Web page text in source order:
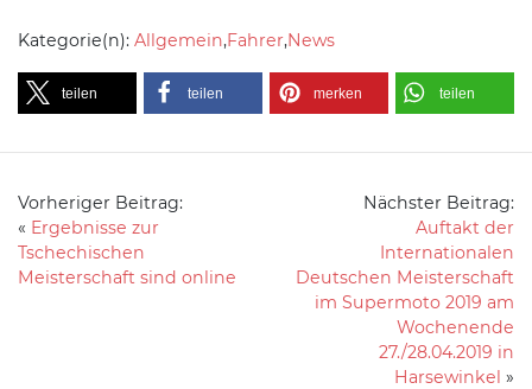
Kategorie(n): Allgemein,Fahrer,News
teilen teilen merken teilen
Vorheriger Beitrag:
« Ergebnisse zur
Tschechischen
Meisterschaft sind online
Nächster Beitrag:
Auftakt der
Internationalen
Deutschen Meisterschaft
im Supermoto 2019 am
Wochenende
27./28.04.2019 in
Harsewinkel »